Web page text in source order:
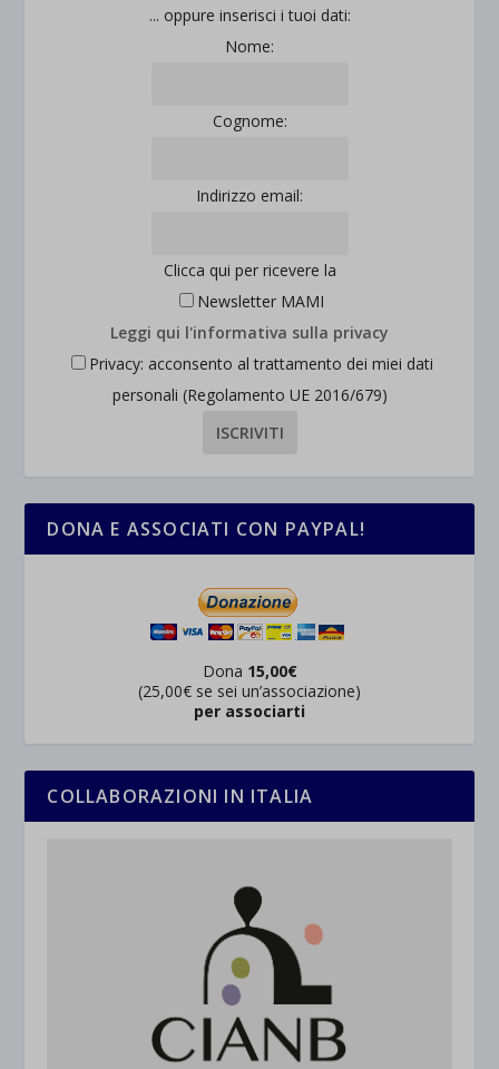
... oppure inserisci i tuoi dati:
Nome:
Cognome:
Indirizzo email:
Clicca qui per ricevere la
Newsletter MAMI
Leggi qui l'informativa sulla privacy
Privacy: acconsento al trattamento dei miei dati
personali (Regolamento UE 2016/679)
DONA E ASSOCIATI CON PAYPAL!
Dona 15,00€
(25,00€ se sei un’associazione)
per associarti
COLLABORAZIONI IN ITALIA